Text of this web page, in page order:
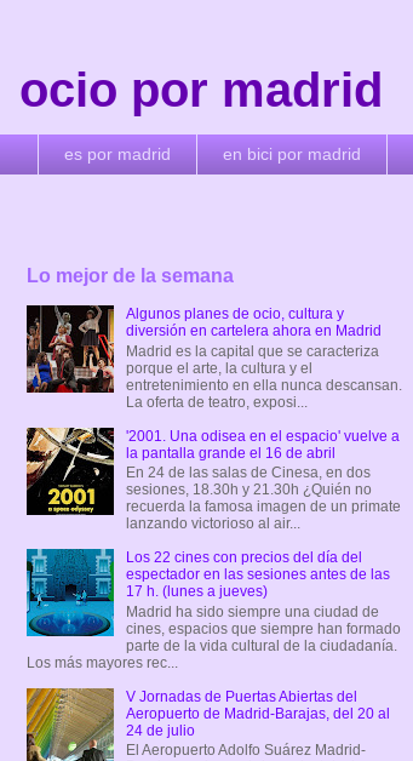
ocio por madrid
es por madrid en bici por madrid
Lo mejor de la semana
Algunos planes de ocio, cultura y
diversión en cartelera ahora en Madrid
Madrid es la capital que se caracteriza
porque el arte, la cultura y el
entretenimiento en ella nunca descansan.
La oferta de teatro, exposi...
'2001. Una odisea en el espacio' vuelve a
la pantalla grande el 16 de abril
En 24 de las salas de Cinesa, en dos
sesiones, 18.30h y 21.30h ¿Quién no
recuerda la famosa imagen de un primate
lanzando victorioso al air...
Los 22 cines con precios del día del
espectador en las sesiones antes de las
17 h. (lunes a jueves)
Madrid ha sido siempre una ciudad de
cines, espacios que siempre han formado
parte de la vida cultural de la ciudadanía.
Los más mayores rec...
V Jornadas de Puertas Abiertas del
Aeropuerto de Madrid-Barajas, del 20 al
24 de julio
El Aeropuerto Adolfo Suárez Madrid-